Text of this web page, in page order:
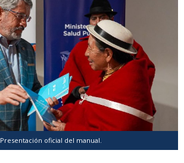
Presentación oficial del manual.